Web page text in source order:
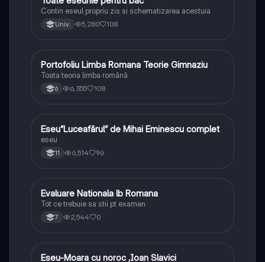
Contin eseul propriu zis si schematizarea acestuia
Univ. 5,280 108
Limba și literatura română
Portofoliu Limba Romana Teorie Gimnaziu
Toata teoria limba română
6 6,355 108
Limba și literatura română
Eseu”Luceafărul” de Mihai Eminescu complet
eseu
11 6,514 96
Limba și literatura română
Evaluare Nationala lb Romana
Tot ce trebuie sa stii pt examen
7 2,544 0
Limba și literatura română
Eseu-Moara cu noroc ,Ioan Slavici